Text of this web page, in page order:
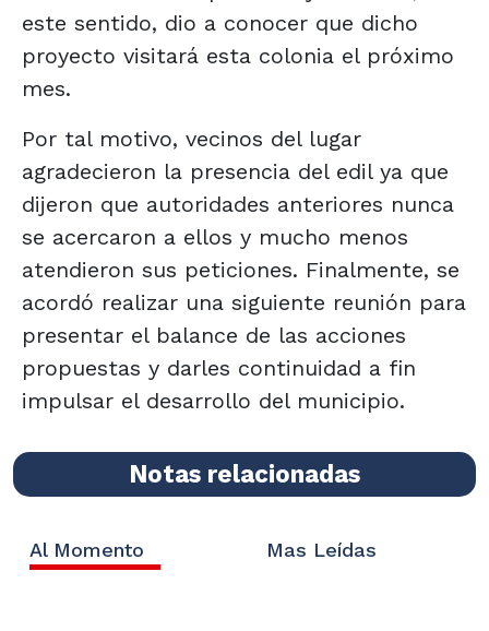
este sentido, dio a conocer que dicho
proyecto visitará esta colonia el próximo
mes.
Por tal motivo, vecinos del lugar
agradecieron la presencia del edil ya que
dijeron que autoridades anteriores nunca
se acercaron a ellos y mucho menos
atendieron sus peticiones. Finalmente, se
acordó realizar una siguiente reunión para
presentar el balance de las acciones
propuestas y darles continuidad a fin
impulsar el desarrollo del municipio.
Notas relacionadas
Al Momento Mas Leídas